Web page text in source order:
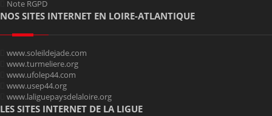
Note RGPD
NOS SITES INTERNET EN LOIRE-ATLANTIQUE
www.soleildejade.com
www.turmeliere.org
www.ufolep44.com
www.usep44.org
www.laliguepaysdelaloire.org
LES SITES INTERNET DE LA LIGUE